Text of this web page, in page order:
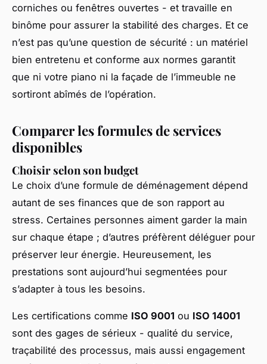
corniches ou fenêtres ouvertes - et travaille en
binôme pour assurer la stabilité des charges. Et ce
n’est pas qu’une question de sécurité : un matériel
bien entretenu et conforme aux normes garantit
que ni votre piano ni la façade de l’immeuble ne
sortiront abîmés de l’opération.
Comparer les formules de services
disponibles
Choisir selon son budget
Le choix d’une formule de déménagement dépend
autant de ses finances que de son rapport au
stress. Certaines personnes aiment garder la main
sur chaque étape ; d’autres préfèrent déléguer pour
préserver leur énergie. Heureusement, les
prestations sont aujourd’hui segmentées pour
s’adapter à tous les besoins.
Les certifications comme ISO 9001 ou ISO 14001
sont des gages de sérieux - qualité du service,
traçabilité des processus, mais aussi engagement